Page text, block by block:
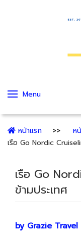
Menu
หน้าแรก ห
เรือ Go Nordic
เรือ Go
ข้ามประเทศ
by Grazie Travel